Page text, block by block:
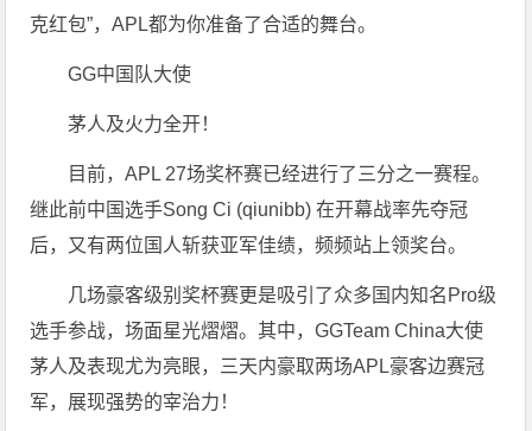
克红包”，APL都为你准备了合适的舞台。
GG中国队大使
茅人及火力全开！
目前，APL 27场奖杯赛已经进行了三分之一赛程。
继此前中国选手Song Ci (qiunibb) 在开幕战率先夺冠
后，又有两位国人斩获亚军佳绩，频频站上领奖台。
几场豪客级别奖杯赛更是吸引了众多国内知名Pro级
选手参战，场面星光熠熠。其中，GGTeam China大使
茅人及表现尤为亮眼，三天内豪取两场APL豪客边赛冠
军，展现强势的宰治力！